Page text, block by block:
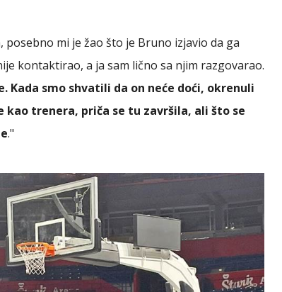
mi je žao što je Bruno izjavio da ga
kontaktirao, a ja sam lično sa njim razgovarao.
Kada smo shvatili da on neće doći, okrenuli
kao trenera, priča se tu završila, ali što se
."